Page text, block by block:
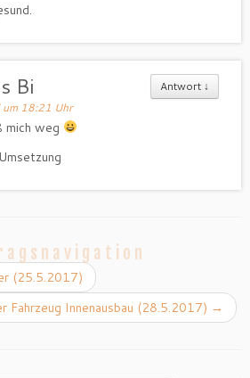
Antwort ↓
Bi
18:21 Uhr
mich weg
(25.5.2017)
Fahrzeug Innenausbau (28.5.2017) →